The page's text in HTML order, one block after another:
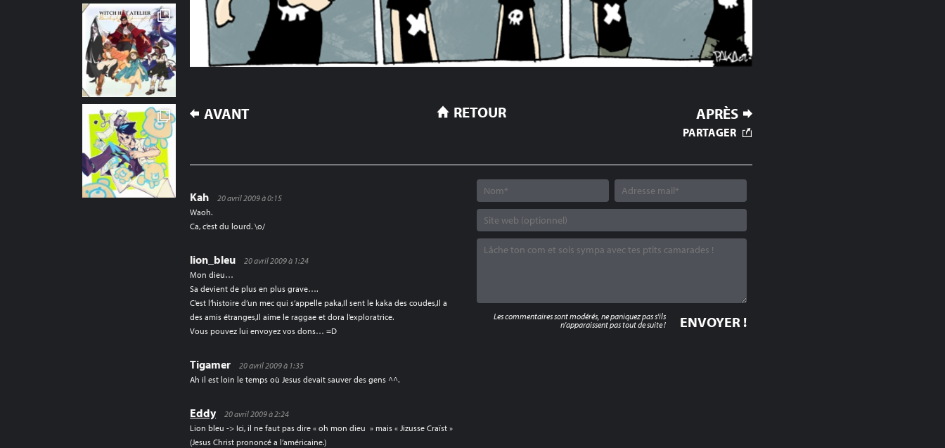
NAVIGATION
AVANT APRÈS
RETOUR
PARTAGER
Kah
20 avril 2009 à 0:15
Waoh.
Ca, c’est du lourd. \o/
lion_bleu
20 avril 2009 à 1:24
Mon dieu…
Sa devient de plus en plus grave….
C’est l’histoire d’un mec qui s’appelle paka,Il sent le kaka des coudes,Il a
des amis étranges,Il aime le raggae et dora l’exploratrice.
Vous pouvez lui envoyez vos dons… =D
Tigamer
20 avril 2009 à 1:35
Ah il est loin le temps où Jesus devait sauver des gens ^^.
Eddy
20 avril 2009 à 2:24
Lion bleu -> Ici, il ne faut pas dire « oh mon dieu » mais « Jizusse Craïst »
(Jesus Christ prononcé a l’américaine.)
Les commentaires sont modérés, ne paniquez pas s'ils
n'apparaissent pas tout de suite !